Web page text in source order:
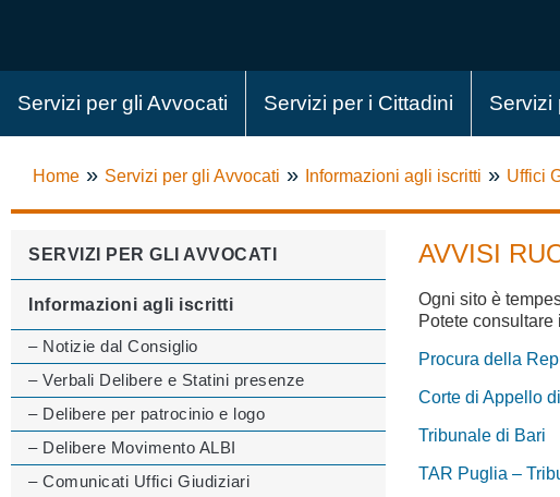
Servizi per gli Avvocati Servizi per i Cittadini Servizi
Home » Servizi per gli Avvocati » Informazioni agli iscritti » Uffici
SERVIZI PER GLI AVVOCATI
Informazioni agli iscritti
– Notizie dal Consiglio
– Verbali Delibere e Statini presenze
– Delibere per patrocinio e logo
– Delibere Movimento ALBI
– Comunicati Uffici Giudiziari
AVVISI
Ogni sito è
Potete
Procura della
Corte di Appello
Tribunale di Bari
TAR Puglia –